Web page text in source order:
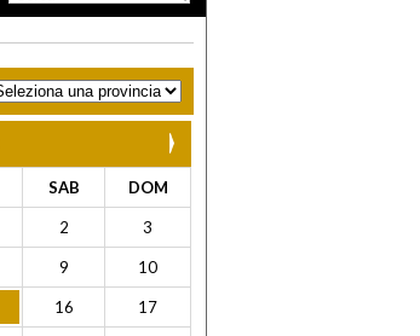
SAB DOM
2 3
9 10
16 17